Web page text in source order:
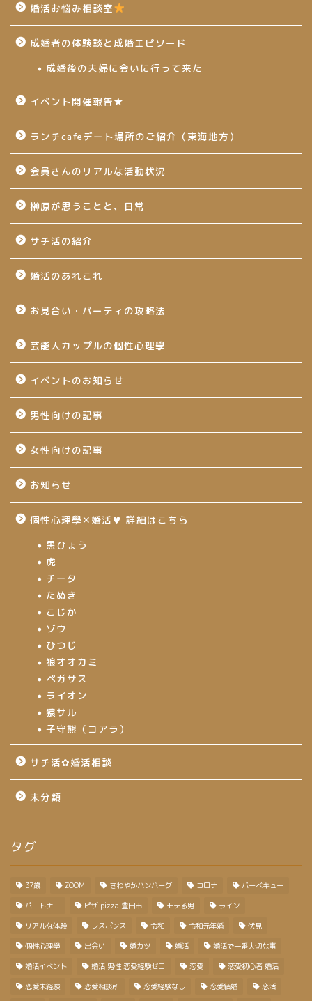
婚活お悩み相談室
成婚者の体験談と成婚エピソード
成婚後の夫婦に会いに行って来た
イベント開催報告★
ランチcafeデート場所のご紹介（東海地方）
会員さんのリアルな活動状況
榊原が思うことと、日常
サチ活の紹介
婚活のあれこれ
お見合い・パーティの攻略法
芸能人カップルの個性心理學
イベントのお知らせ
男性向けの記事
女性向けの記事
お知らせ
個性心理學✕婚活♥ 詳細はこちら
黒ひょう
虎
チータ
たぬき
こじか
ゾウ
ひつじ
狼オオカミ
ペガサス
ライオン
猿サル
子守熊（コアラ）
サチ活✿婚活相談
未分類
タグ
37歳 ZOOM さわやかハンバーグ コロナ バーベキュー
パートナー ピザ pizza 豊田市 モテる男 ライン
リアルな体験 レスポンス 令和 令和元年婚 伏見
個性心理學 出会い 婚カツ 婚活 婚活で一番大切な事
婚活イベント 婚活 男性 恋愛経験ゼロ 恋愛 恋愛初心者 婚活
恋愛未経験 恋愛相談所 恋愛経験なし 恋愛結婚 恋活